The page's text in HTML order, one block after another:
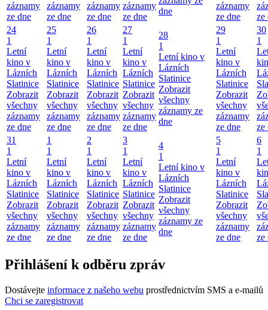
záznamy
ze dne
záznamy
ze dne
záznamy
ze dne
záznamy
ze dne
dne
záznamy
ze dne
ze
24
1
Letní
kino v
Lázních
Slatinice
Zobrazit
všechny
záznamy
ze dne
25
1
Letní
kino v
Lázních
Slatinice
Zobrazit
všechny
záznamy
ze dne
26
1
Letní
kino v
Lázních
Slatinice
Zobrazit
všechny
záznamy
ze dne
27
1
Letní
kino v
Lázních
Slatinice
Zobrazit
všechny
záznamy
ze dne
28
1
Letní kino v
Lázních
Slatinice
Zobrazit
všechny
záznamy ze
dne
29
1
Letní
kino v
Lázních
Slatinice
Zobrazit
všechny
záznamy
ze dne
30
1
ze
31
1
Letní
kino v
Lázních
Slatinice
Zobrazit
všechny
záznamy
ze dne
1
1
Letní
kino v
Lázních
Slatinice
Zobrazit
všechny
záznamy
ze dne
2
1
Letní
kino v
Lázních
Slatinice
Zobrazit
všechny
záznamy
ze dne
3
1
Letní
kino v
Lázních
Slatinice
Zobrazit
všechny
záznamy
ze dne
4
1
Letní kino v
Lázních
Slatinice
Zobrazit
všechny
záznamy ze
dne
5
1
Letní
kino v
Lázních
Slatinice
Zobrazit
všechny
záznamy
ze dne
6
1
ze
Přihlášení k odběru zpráv
Dostávejte informace z našeho webu prostřednictvím SMS a e-mailů
Chci se zaregistrovat